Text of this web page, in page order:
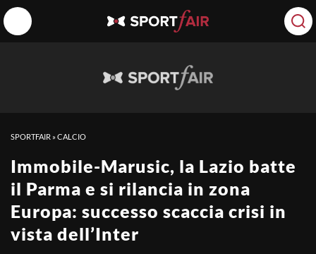
SPORTFAIR »CALCIO
Immobile-Marusic, la Lazio batte
il Parma e si rilancia in zona
Europa: successo scaccia crisi in
vista dell’Inter